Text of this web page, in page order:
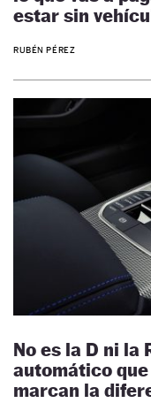
estar sin
RUBÉN PÉREZ
No es la D ni la
automático
marcan la